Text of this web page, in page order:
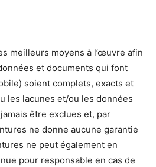
meilleurs moyens à l’œuvre afin
et documents qui font
soient complets, exacts et
les lacunes et/ou les données
être exclues et, par
ne donne aucune garantie
ne peut également en
pour responsable en cas de